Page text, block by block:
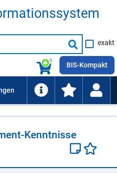
Suche
starten
exakt
0
BIS-Kompakt
Kennt­nis­se